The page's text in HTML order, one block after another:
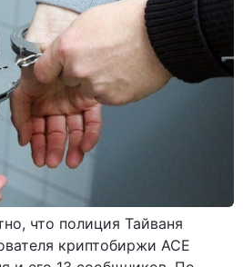
что полиция Тайваня
криптобиржи ACE